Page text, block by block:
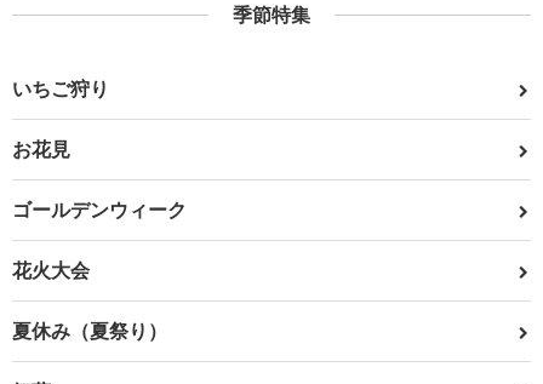
季節特集
いちご狩り
お花見
ゴールデンウィーク
花火大会
夏休み（夏祭り）